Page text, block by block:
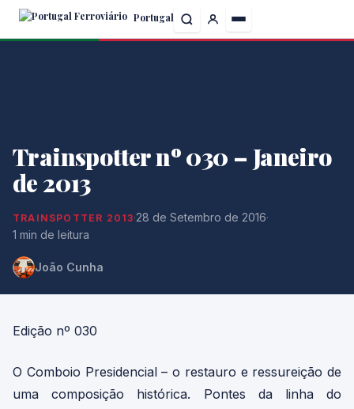
Skip
Portugal
Trainspotter nº 030 – Janeiro
de 2013
TRAINSPOTTER 2013·28 de Setembro de 2016·
1 min de leitura
João Cunha
Edição nº 030
O Comboio Presidencial – o restauro e ressureição de
uma composição histórica. Pontes da linha do